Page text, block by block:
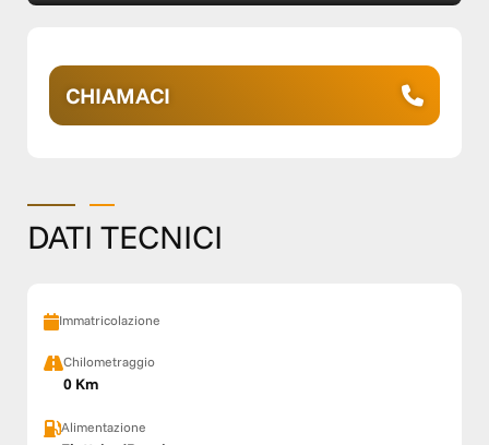
CHIAMACI
DATI TECNICI
Immatricolazione
Chilometraggio
0 Km
Alimentazione